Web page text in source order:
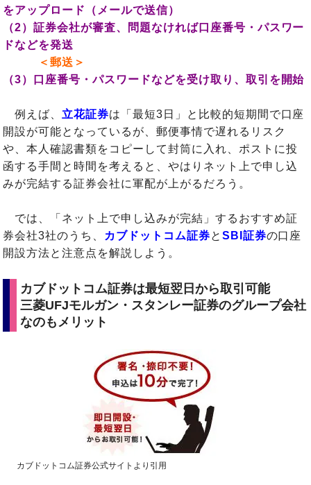
をアップロード（メールで送信）
（2）証券会社が審査、問題なければ口座番号・パスワー
ドなどを発送
＜郵送＞
（3）口座番号・パスワードなどを受け取り、取引を開始
例えば、 立花証券は「最短3日」と比較的短期間で口座
開設が可能となっているが、郵便事情で遅れるリスク
や、本人確認書類をコピーして封筒に入れ、ポストに投
函する手間と時間を考えると、やはりネット上で申し込
みが完結する証券会社に軍配が上がるだろう。
では、「ネット上で申し込みが完結」するおすすめ証
券会社3社のうち、
カブドットコム証券と SBI証券の口座
開設方法と注意点を解説しよう。
カブドットコム証券は最短翌日から取引可能
三菱UFJモルガン・スタンレー証券のグループ会社
なのもメリット
カブドットコム証券公式サイトより引用